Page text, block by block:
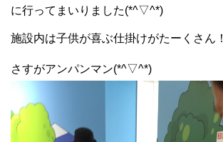
に行ってまいりました(*^▽^*)
施設内は子供が喜ぶ仕掛けがたーくさん！
さすがアンパンマン(*^▽^*)